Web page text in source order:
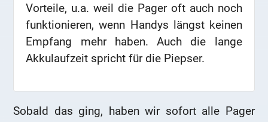
Vorteile, u.a. weil die Pager oft auch noch
funktionieren, wenn Handys längst keinen
Empfang mehr haben. Auch die lange
Akkulaufzeit spricht für die Piepser.
Sobald das ging, haben wir sofort alle Pager